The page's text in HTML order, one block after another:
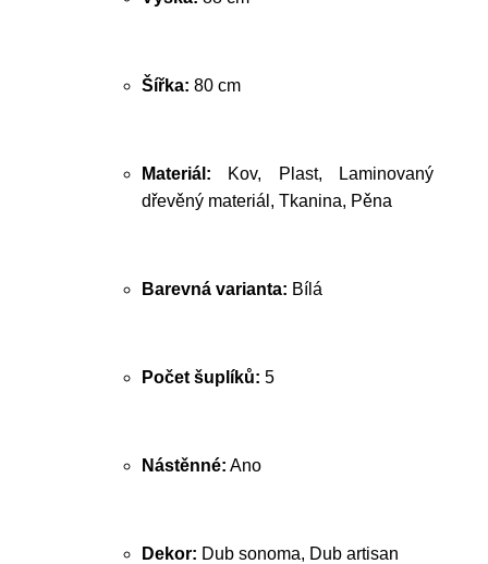
Šířka: 80 cm
Materiál: Kov, Plast, Laminovaný
dřevěný materiál, Tkanina, Pěna
Barevná varianta: Bílá
Počet šuplíků: 5
Nástěnné: Ano
Dekor: Dub sonoma, Dub artisan